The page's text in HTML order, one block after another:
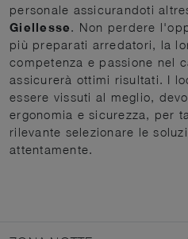
personale assicurandoti
Giellesse. Non perdere
più preparati arredatori, la
competenza e passione nel
assicurerà ottimi risultati. I
essere vissuti al meglio,
ergonomia e sicurezza, per
rilevante selezionare le
attentamente.